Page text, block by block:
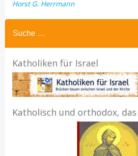
Horst G. Herrmann
Katholiken für Israel
Katholisch und orthodox,